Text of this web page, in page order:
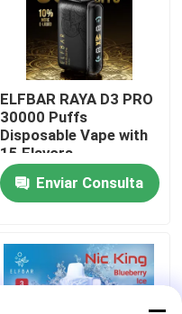
ELFBAR RAYA D3 PRO
30000 Puffs
Disposable Vape with
15 Flavors
Enviar Consulta